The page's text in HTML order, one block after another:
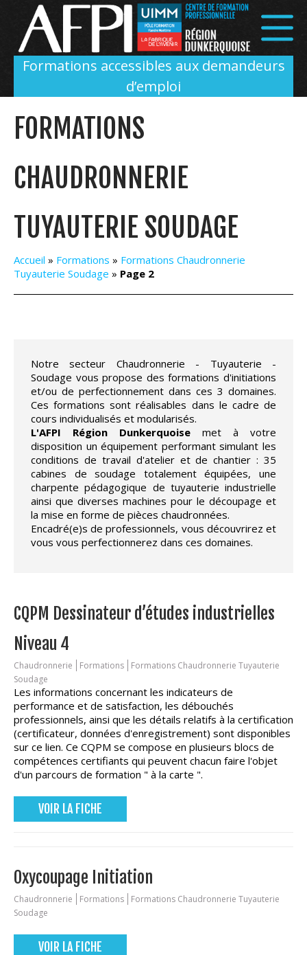
Formations accessibles aux demandeurs
d’emploi
FORMATIONS
CHAUDRONNERIE
TUYAUTERIE SOUDAGE
Accueil » Formations » Formations Chaudronnerie
Tuyauterie Soudage » Page 2
Notre secteur Chaudronnerie - Tuyauterie -
Soudage vous propose des formations d'initiations
et/ou de perfectionnement dans ces 3 domaines.
Ces formations sont réalisables dans le cadre de
cours individualisés et modularisés.
L'AFPI Région Dunkerquoise met à votre
disposition un équipement performant simulant les
conditions de travail d'atelier et de chantier : 35
cabines de soudage totalement équipées, une
charpente pédagogique de tuyauterie industrielle
ainsi que diverses machines pour le découpage et
la mise en forme de pièces chaudronnées.
Encadré(e)s de professionnels, vous découvrirez et
vous vous perfectionnerez dans ces domaines.
CQPM Dessinateur d’études industrielles
Niveau 4
Chaudronnerie Formations
Formations Chaudronnerie Tuyauterie
Soudage
Les informations concernant les indicateurs de
performance et de satisfaction, les débouchés
professionnels, ainsi que les détails relatifs à la certification
(certificateur, données d'enregistrement) sont disponibles
sur ce lien. Ce CQPM se compose en plusieurs blocs de
compétences certifiants qui peuvent chacun faire l'objet
d'un parcours de formation " à la carte ".
VOIR LA FICHE
Oxycoupage Initiation
Chaudronnerie Formations
Formations Chaudronnerie Tuyauterie
Soudage
VOIR LA FICHE
Panneau de gestion des cookies